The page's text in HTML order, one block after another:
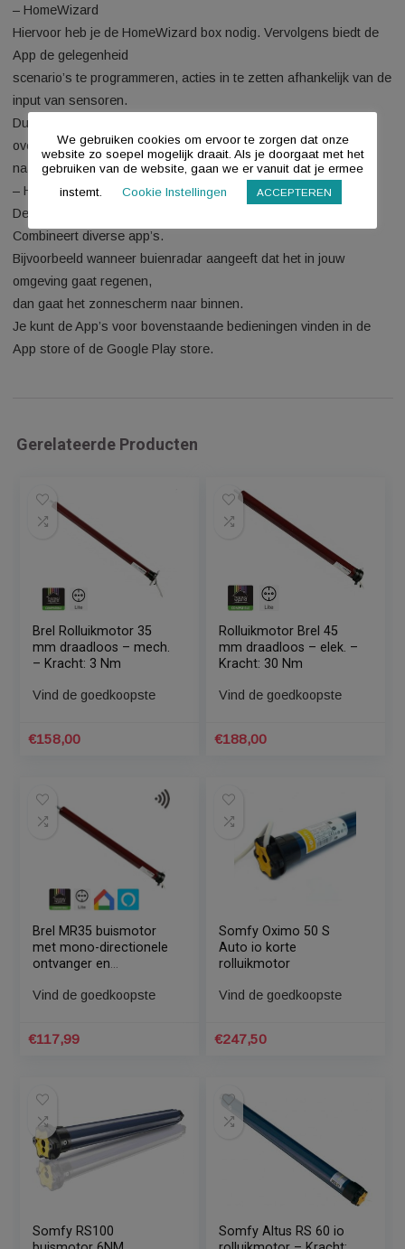
maar verbonden bent..).
– Lite Smartsware Controller
Het enige wat je hiervoor nodig hebt is de Lite stekker. Deze
maakt verbinding
met je router en je kunt van start.
Hiermee kun je al je Brel radio motoren bedienen en ook
tijdklokken inschakelen.
– HomeWizard
Hiervoor heb je de HomeWizard box nodig. Vervolgens biedt
App de gelegenheid
scenario’s te programmeren, acties in te zetten afhankelijk
input van sensoren.
Dus als het binnen warmer wordt dan 20 graden, dan gaan
overdag de rolluiken
Combineert diverse app’s.
dan gaat het zonnescherm naar binnen.
Je kunt de App’s voor bovenstaande bedieningen vinden in
App store of de Google Play store.
Gerelateerde Producten
Brel Rolluikmotor 35
mm draadloos – mech.
– Kracht: 3 Nm
Vind de goedkoopste
€158,00
Rolluikmotor Brel 45
Vind de goedkoopste
€ 188,00
met mono-directionele
Somfy Oximo 50 S
Auto io korte
We gebruiken cookies om ervoor te zorgen dat onze
website zo soepel mogelijk draait. Als je doorgaat met het